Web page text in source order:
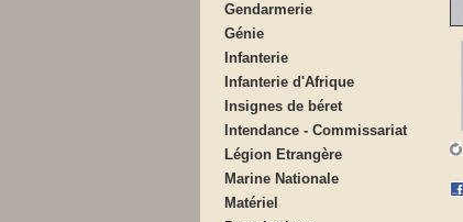
Gendarmerie
Génie
Infanterie
Infanterie d'Afrique
Insignes de béret
Intendance - Commissariat
Légion Etrangère
Marine Nationale
Matériel